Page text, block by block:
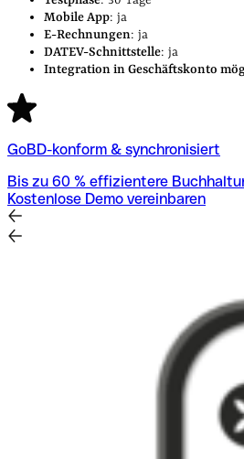
Mobile App: ja
E-Rechnungen: ja
DATEV-Schnittstelle: ja
Integration in Geschäftskonto
GoBD-konform & synchronisiert
Bis zu 60 % effizientere
Kostenlose Demo vereinbaren